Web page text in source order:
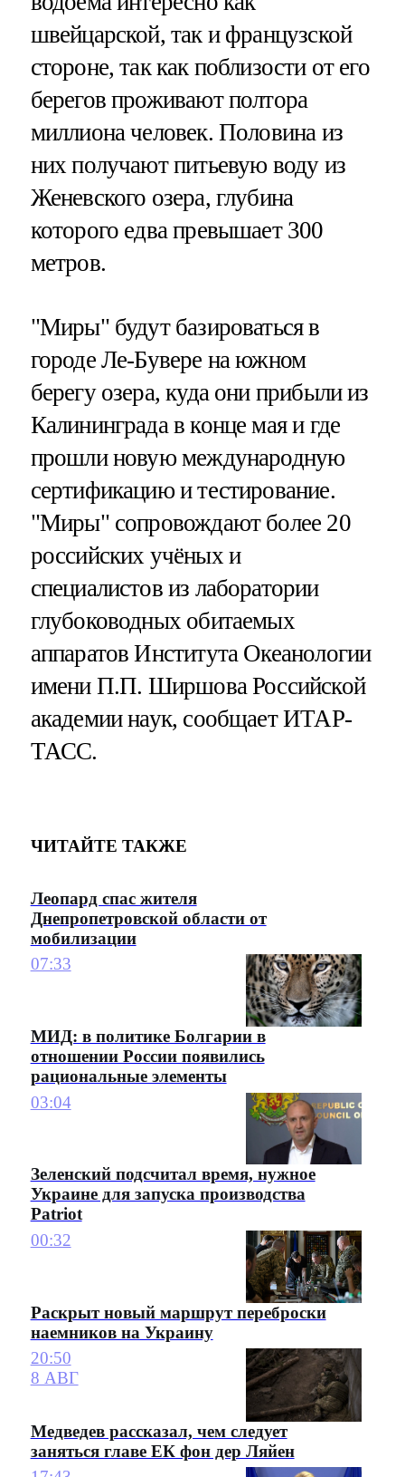
швейцарской, так и французской
стороне, так как поблизости от его
берегов проживают полтора
миллиона человек. Половина из
них получают питьевую воду из
Женевского озера, глубина
которого едва превышает 300
метров.
"Миры" будут базироваться в
городе Ле-Бувере на южном
берегу озера, куда они прибыли из
Калининграда в конце мая и где
прошли новую международную
сертификацию и тестирование.
"Миры" сопровождают более 20
российских учёных и
специалистов из лаборатории
глубоководных обитаемых
аппаратов Института Океанологии
имени П.П. Ширшова Российской
академии наук, сообщает ИТАР-
ТАСС.
ЧИТАЙТЕ ТАКЖЕ
Леопард спас жителя
Днепропетровской области от
мобилизации
07:33
МИД: в политике Болгарии в
отношении России появились
рациональные элементы
03:04
Зеленский подсчитал время, нужное
Украине для запуска производства
Patriot
00:32
Раскрыт новый маршрут переброски
наемников на Украину
20:50
8 АВГ
Медведев рассказал, чем следует
заняться главе ЕК фон дер Ляйен